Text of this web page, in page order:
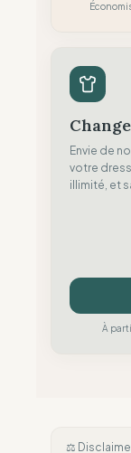
Envie de
votre
illimité, et
À
⚖️